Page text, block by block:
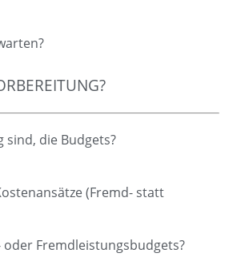
die Budgets?
(Fremd- statt
Fremdleistungsbudgets?